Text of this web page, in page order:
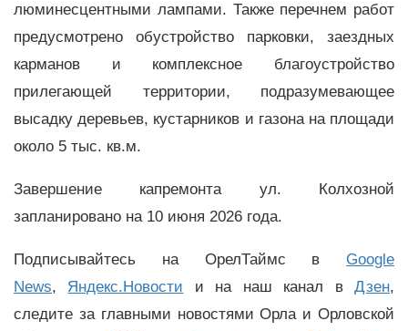
люминесцентными лампами. Также перечнем работ
предусмотрено обустройство парковки, заездных
карманов и комплексное благоустройство
прилегающей территории, подразумевающее
высадку деревьев, кустарников и газона на площади
около 5 тыс. кв.м.
Завершение капремонта ул. Колхозной
запланировано на 10 июня 2026 года.
Подписывайтесь на ОрелТаймс в Google
News, Яндекс.Новости и на наш канал вДзен,
следите за главными новостями Орла и Орловской